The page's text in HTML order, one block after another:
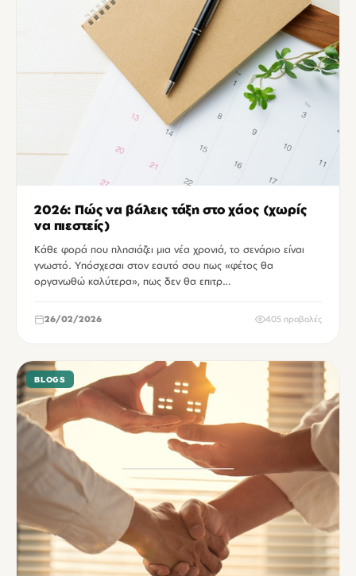
2026: Πώς να βάλεις τάξη στο χάος (χωρίς
να πιεστείς)
Κάθε φορά που πλησιάζει μια νέα χρονιά, το σενάριο είναι
γνωστό. Υπόσχεσαι στον εαυτό σου πως «φέτος θα
οργανωθώ καλύτερα», πως δεν θα επιτρ…
26/02/2026 405 προβολές
BLOGS